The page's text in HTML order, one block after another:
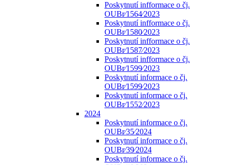
Poskytnutí infformace o čj.
OUBr⁄1564⁄2023
Poskytnutí infformace o čj.
OUBr⁄1580⁄2023
Poskytnutí infformace o čj.
OUBr⁄1587⁄2023
Poskytnutí infformace o čj.
OUBr⁄1599⁄2023
Poskytnutí informace o čj.
OUBr⁄1599⁄2023
Poskytnutí informace o čj.
OUBr⁄1552⁄2023
2024
Poskytnutí informace o čj.
OUBr⁄35⁄2024
Poskytnutí informace o čj.
OUBr⁄39⁄2024
Poskytnutí informace o čj.